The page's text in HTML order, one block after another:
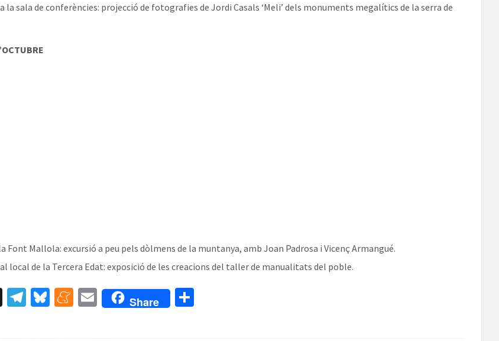
a la sala de conferències: projecció de fotografies de Jordi Casals ‘Meli’ dels monuments megalítics de la serra de
Font Mallola: excursió a peu pels dòlmens de la muntanya, amb Joan Padrosa i Vicenç Armangué.
al local de la Tercera Edat: exposició de les creacions del taller de manualitats del poble.
X
Te Bl M E
m
Share